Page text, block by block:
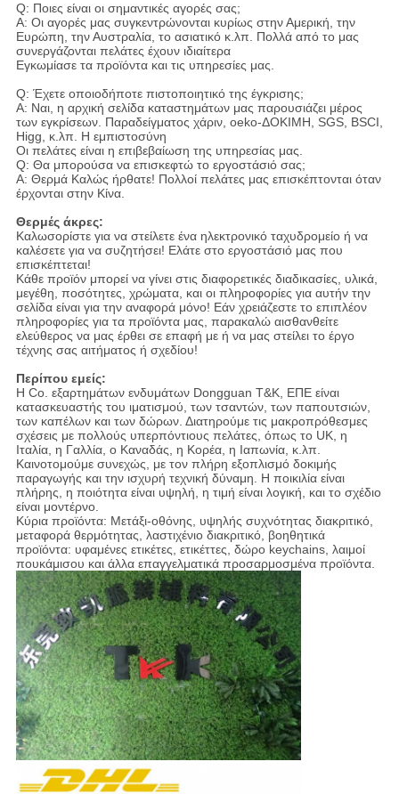
Q: Ποιες είναι οι σημαντικές αγορές σας;
Α: Οι αγορές μας συγκεντρώνονται κυρίως στην Αμερική, την
Ευρώπη, την Αυστραλία, το ασιατικό κ.λπ. Πολλά από το μας
συνεργάζονται πελάτες έχουν ιδιαίτερα
Εγκωμίασε τα προϊόντα και τις υπηρεσίες μας.
Q: Έχετε οποιοδήποτε πιστοποιητικό της έγκρισης;
Α: Ναι, η αρχική σελίδα καταστημάτων μας παρουσιάζει μέρος
των εγκρίσεων. Παραδείγματος χάριν, oeko-ΔΟΚΙΜΗ, SGS, BSCI,
Higg, κ.λπ. Η εμπιστοσύνη
Οι πελάτες είναι η επιβεβαίωση της υπηρεσίας μας.
Q: Θα μπορούσα να επισκεφτώ το εργοστάσιό σας;
Α: Θερμά Καλώς ήρθατε! Πολλοί πελάτες μας επισκέπτονται όταν
έρχονται στην Κίνα.
Θερμές άκρες:
Καλωσορίστε για να στείλετε ένα ηλεκτρονικό ταχυδρομείο ή να
καλέσετε για να συζητήσει! Ελάτε στο εργοστάσιό μας που
επισκέπτεται!
Κάθε προϊόν μπορεί να γίνει στις διαφορετικές διαδικασίες, υλικά,
μεγέθη, ποσότητες, χρώματα, και οι πληροφορίες για αυτήν την
σελίδα είναι για την αναφορά μόνο! Εάν χρειάζεστε το επιπλέον
πληροφορίες για τα προϊόντα μας, παρακαλώ αισθανθείτε
ελεύθερος να μας έρθει σε επαφή με ή να μας στείλει το έργο
τέχνης σας αιτήματος ή σχεδίου!
Περίπου εμείς:
Η Co. εξαρτημάτων ενδυμάτων Dongguan T&K, ΕΠΕ είναι
κατασκευαστής του ιματισμού, των τσαντών, των παπουτσιών,
των καπέλων και των δώρων. Διατηρούμε τις μακροπρόθεσμες
σχέσεις με πολλούς υπερπόντιους πελάτες, όπως το UK, η
Ιταλία, η Γαλλία, ο Καναδάς, η Κορέα, η Ιαπωνία, κ.λπ.
Καινοτομούμε συνεχώς, με τον πλήρη εξοπλισμό δοκιμής
παραγωγής και την ισχυρή τεχνική δύναμη. Η ποικιλία είναι
πλήρης, η ποιότητα είναι υψηλή, η τιμή είναι λογική, και το σχέδιο
είναι μοντέρνο.
Κύρια προϊόντα: Μετάξι-οθόνης, υψηλής συχνότητας διακριτικό,
μεταφορά θερμότητας, λαστιχένιο διακριτικό, βοηθητικά
προϊόντα: υφαμένες ετικέτες, ετικέττες, δώρο keychains, λαιμοί
πουκάμισου και άλλα επαγγελματικά προσαρμοσμένα προϊόντα.